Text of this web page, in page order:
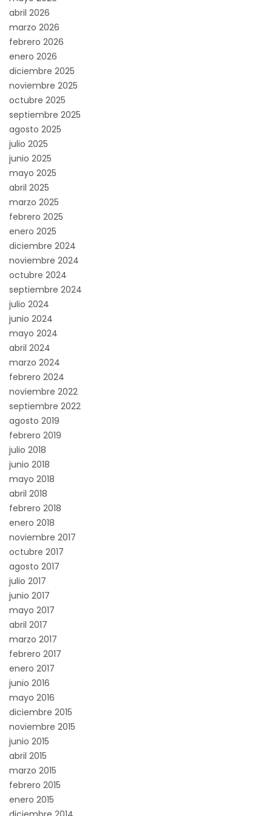
abril 2026
marzo 2026
febrero 2026
enero 2026
diciembre 2025
noviembre 2025
octubre 2025
septiembre 2025
agosto 2025
julio 2025
junio 2025
mayo 2025
abril 2025
marzo 2025
febrero 2025
enero 2025
diciembre 2024
noviembre 2024
octubre 2024
septiembre 2024
julio 2024
junio 2024
mayo 2024
abril 2024
marzo 2024
febrero 2024
noviembre 2022
septiembre 2022
agosto 2019
febrero 2019
julio 2018
junio 2018
mayo 2018
abril 2018
febrero 2018
enero 2018
noviembre 2017
octubre 2017
agosto 2017
julio 2017
junio 2017
mayo 2017
abril 2017
marzo 2017
febrero 2017
enero 2017
junio 2016
mayo 2016
diciembre 2015
noviembre 2015
junio 2015
abril 2015
marzo 2015
febrero 2015
enero 2015